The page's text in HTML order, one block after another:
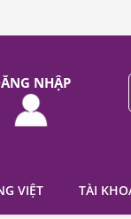
NHẬP
VIỆT TÀI